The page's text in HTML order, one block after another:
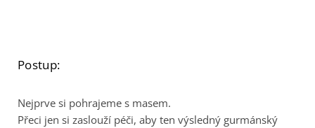
Postup:
Nejprve si pohrajeme s masem.
Přeci jen si zaslouží péči, aby ten výsledný gurmánský